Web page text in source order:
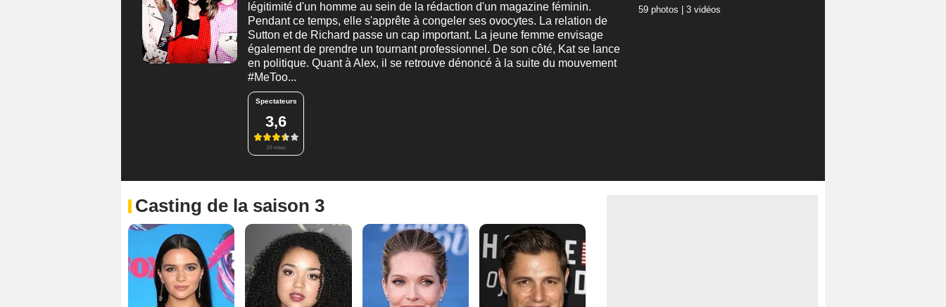
légitimité d'un homme au sein de la rédaction d'un magazine féminin.
Pendant ce temps, elle s'apprête à congeler ses ovocytes. La relation de
Sutton et de Richard passe un cap important. La jeune femme envisage
également de prendre un tournant professionnel. De son côté, Kat se lance
en politique. Quant à Alex, il se retrouve dénoncé à la suite du mouvement
#MeToo...
Spectateurs
3,6
19 notes
59 photos
3 vidéos
Casting de la saison 3